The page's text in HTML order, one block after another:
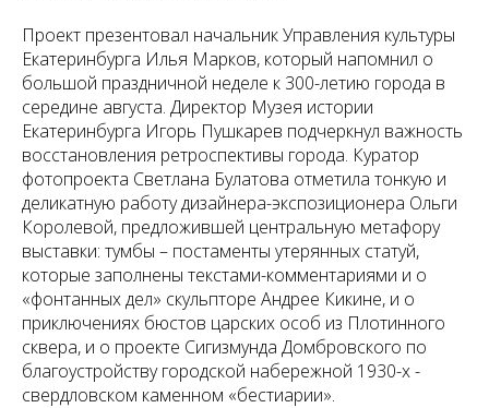
Проект презентовал начальник Управления культуры
Екатеринбурга Илья Марков, который напомнил о
большой праздничной неделе к 300-летию города в
середине августа. Директор Музея истории
Екатеринбурга Игорь Пушкарев подчеркнул важность
восстановления ретроспективы города. Куратор
фотопроекта Светлана Булатова отметила тонкую и
деликатную работу дизайнера-экспозиционера Ольги
Королевой, предложившей центральную метафору
выставки: тумбы – постаменты утерянных статуй,
которые заполнены текстами-комментариями и о
«фонтанных дел» скульпторе Андрее Кикине, и о
приключениях бюстов царских особ из Плотинного
сквера, и о проекте Сигизмунда Домбровского по
благоустройству городской набережной 1930-х -
свердловском каменном «бестиарии».